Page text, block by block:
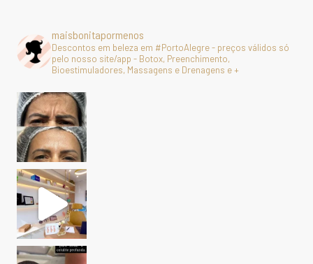
maisbonitapormenos
Descontos em beleza em #PortoAlegre - preços válidos só
pelo nosso site/app - Botox, Preenchimento,
Bioestimuladores, Massagens e Drenagens e +